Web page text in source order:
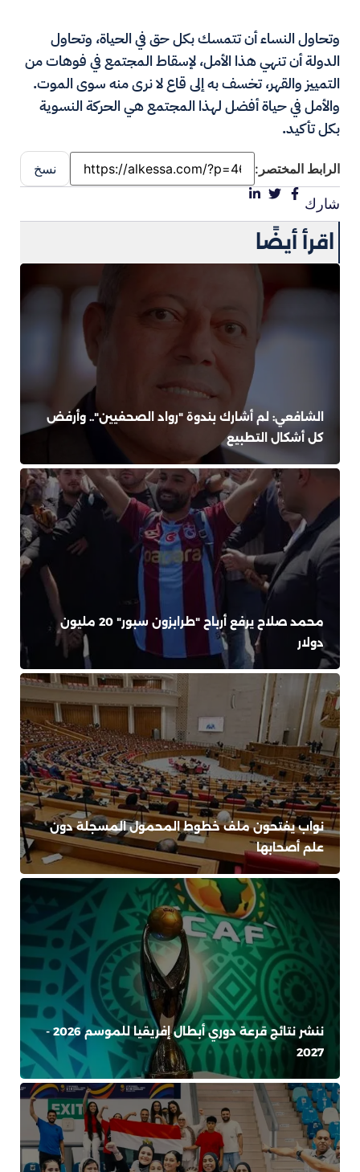
وتحاول النساء أن تتمسك بكل حق في الحياة، وتحاول
الدولة أن تنهي هذا الأمل، لإسقاط المجتمع في فوهات من
التمييز والقهر، تخسف به إلى قاع لا نرى منه سوى الموت.
والأمل في حياة أفضل لهذا المجتمع هي الحركة النسوية
بكل تأكيد.
الرابط المختصر: نسخ
شارك
اقرأ أيضًا
الشافعي: لم أشارك بندوة "رواد الصحفيين".. وأرفض
كل أشكال التطبيع
محمد صلاح يرفع أرباح "طرابزون سبور" 20 مليون
دولار
نواب يفتحون ملف خطوط المحمول المسجلة دون
علم أصحابها
ننشر نتائج قرعة دوري أبطال إفريقيا للموسم 2026 -
2027